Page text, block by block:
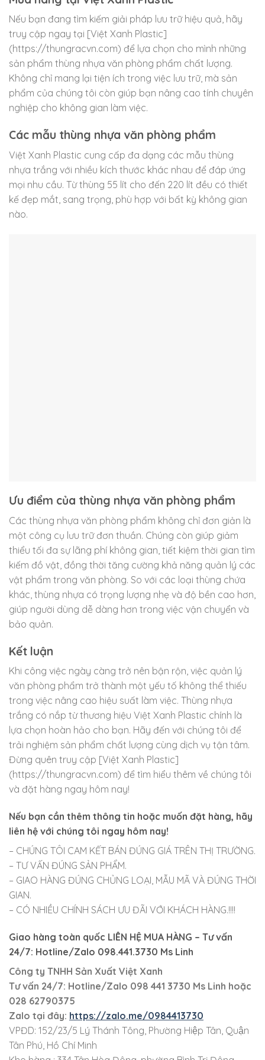
Nếu bạn đang tìm kiếm giải pháp lưu trữ hiệu quả, hãy
truy cập ngay tại [Việt Xanh Plastic]
(https://thungracvn.com) để lựa chọn cho mình những
sản phẩm thùng nhựa văn phòng phẩm chất lượng.
Không chỉ mang lại tiện ích trong việc lưu trữ, mà sản
phẩm của chúng tôi còn giúp bạn nâng cao tính chuyên
nghiệp cho không gian làm việc.
Các mẫu thùng nhựa văn phòng phẩm
Việt Xanh Plastic cung cấp đa dạng các mẫu thùng
nhựa trắng với nhiều kích thước khác nhau để đáp ứng
mọi nhu cầu. Từ thùng 55 lít cho đến 220 lít đều có thiết
kế đẹp mắt, sang trọng, phù hợp với bất kỳ không gian
nào.
Ưu điểm của thùng nhựa văn phòng phẩm
Các thùng nhựa văn phòng phẩm không chỉ đơn giản là
một công cụ lưu trữ đơn thuần. Chúng còn giúp giảm
thiểu tối đa sự lãng phí không gian, tiết kiệm thời gian tìm
kiếm đồ vật, đồng thời tăng cường khả năng quản lý các
vật phẩm trong văn phòng. So với các loại thùng chứa
khác, thùng nhựa có trọng lượng nhẹ và độ bền cao hơn,
giúp người dùng dễ dàng hơn trong việc vận chuyển và
bảo quản.
Kết luận
Khi công việc ngày càng trở nên bận rộn, việc quản lý
văn phòng phẩm trở thành một yếu tố không thể thiếu
trong việc nâng cao hiệu suất làm việc. Thùng nhựa
trắng có nắp từ thương hiệu Việt Xanh Plastic chính là
lựa chọn hoàn hảo cho bạn. Hãy đến với chúng tôi để
trải nghiệm sản phẩm chất lượng cùng dịch vụ tận tâm.
Đừng quên truy cập [Việt Xanh Plastic]
(https://thungracvn.com) để tìm hiểu thêm về chúng tôi
và đặt hàng ngay hôm nay!
Nếu bạn cần thêm thông tin hoặc muốn đặt hàng, hãy
liên hệ với chúng tôi ngay hôm nay!
– CHÚNG TÔI CAM KẾT BÁN ĐÚNG GIÁ TRÊN THỊ TRƯỜNG.
– TƯ VẤN ĐÚNG SẢN PHẨM.
– GIAO HÀNG ĐÚNG CHỦNG LOẠI, MẪU MÃ VÀ ĐÚNG THỜI
GIAN.
– CÓ NHIỀU CHÍNH SÁCH ƯU ĐÃI VỚI KHÁCH HÀNG.!!!!
Giao hàng toàn quốc LIÊN HỆ MUA HÀNG – Tư vấn
24/7: Hotline/Zalo 098.441.3730 Ms Linh
Công ty TNHH Sản Xuất Việt Xanh
Tư vấn 24/7: Hotline/Zalo 098 441 3730 Ms Linh hoặc
028 62790375
Zalo tại đây: https://zalo.me/0984413730
VPĐD: 152/23/5 Lý Thánh Tông, Phường Hiệp Tân, Quận
Tân Phú, Hồ Chí Minh